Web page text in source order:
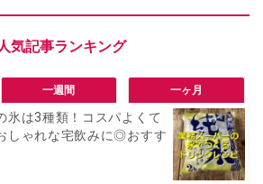
一週間 一ヶ月
氷は3種類！コスパよくて
しゃれな宅飲みに◎おすす